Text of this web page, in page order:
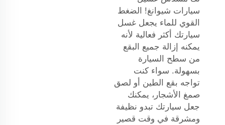
سيارات شيوانغ! الضغط
القوي للماء يجعل غسل
سيارتك أكثر فعالية لأنه
يمكنه إزالة جميع البقع
من سطح السيارة
بسهولة. سواء كنت
تواجه بقع الطين أو لصق
صمغ الأشجار، يمكنك
جعل سيارتك تبدو نظيفة
ومشرقة في وقت قصير